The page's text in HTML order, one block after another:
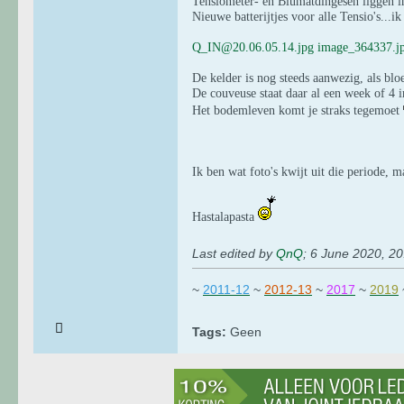
Nieuwe batterijtjes voor alle
Q_IN@20.06.05.14.jpg
De kelder is nog steeds aanwezig, als
De couveuse staat daar al een week of
Het bodemleven komt je straks tegemoet
Ik ben wat foto's kwijt uit die periode,
Hastalapasta
Last edited byQnQ; 6 June 2020,
~ 2011-12 ~ 2012-13 ~ 2017 ~ 2019
Tags: Geen